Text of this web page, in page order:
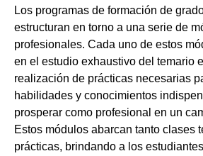
Los programas de formación de
estructuran en torno a una serie de
profesionales. Cada uno de estos
en el estudio exhaustivo del temario
realización de prácticas necesarias
habilidades y conocimientos
prosperar como profesional en un
Estos módulos abarcan tanto clases
prácticas, brindando a los